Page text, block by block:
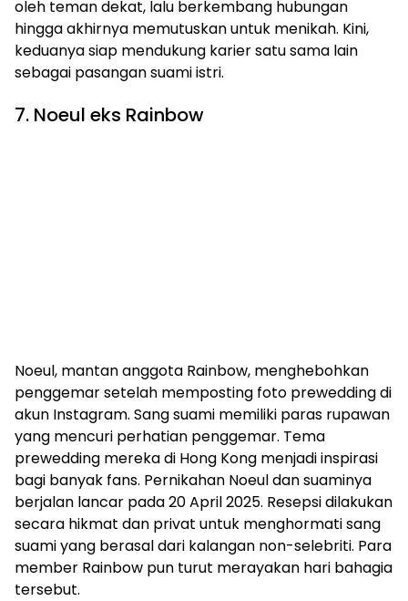
oleh teman dekat, lalu berkembang hubungan
hingga akhirnya memutuskan untuk menikah. Kini,
keduanya siap mendukung karier satu sama lain
sebagai pasangan suami istri.
7. Noeul eks Rainbow
Noeul, mantan anggota Rainbow, menghebohkan
penggemar setelah memposting foto prewedding di
akun Instagram. Sang suami memiliki paras rupawan
yang mencuri perhatian penggemar. Tema
prewedding mereka di Hong Kong menjadi inspirasi
bagi banyak fans. Pernikahan Noeul dan suaminya
berjalan lancar pada 20 April 2025. Resepsi dilakukan
secara hikmat dan privat untuk menghormati sang
suami yang berasal dari kalangan non-selebriti. Para
member Rainbow pun turut merayakan hari bahagia
tersebut.